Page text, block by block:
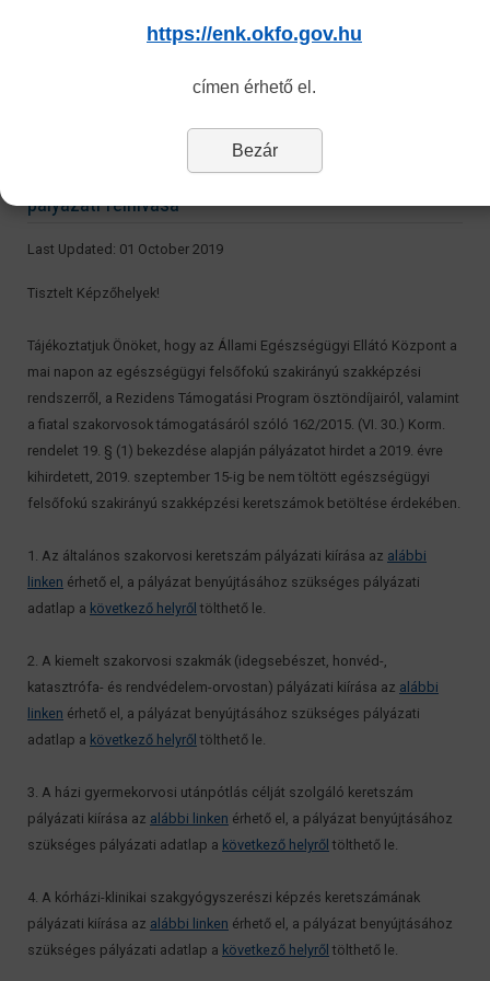
Főosztályán, 1085 Budapest, Horánszky u. 24., II. emelet 202-es iroda.
Állami Egészségügyi Ellátó Központ
Rezidens szakképzési keretszámok 2019 őszi
pályázati felhívása
Last Updated: 01 October 2019
Tisztelt Képzőhelyek!
Tájékoztatjuk Önöket, hogy az Állami Egészségügyi Ellátó Központ a
mai napon az egészségügyi felsőfokú szakirányú szakképzési
rendszerről, a Rezidens Támogatási Program ösztöndíjairól, valamint
a fiatal szakorvosok támogatásáról szóló 162/2015. (VI. 30.) Korm.
rendelet 19. § (1) bekezdése alapján pályázatot hirdet a 2019. évre
kihirdetett, 2019. szeptember 15-ig be nem töltött egészségügyi
felsőfokú szakirányú szakképzési keretszámok betöltése érdekében.
1. Az általános szakorvosi keretszám pályázati kiírása az alábbi
linken érhető el, a pályázat benyújtásához szükséges pályázati
adatlap a következő helyről tölthető le.
2. A kiemelt szakorvosi szakmák (idegsebészet, honvéd-,
katasztrófa- és rendvédelem-orvostan) pályázati kiírása az alábbi
linken érhető el, a pályázat benyújtásához szükséges pályázati
adatlap a következő helyről tölthető le.
3. A házi gyermekorvosi utánpótlás célját szolgáló keretszám
pályázati kiírása az alábbi linken érhető el, a pályázat benyújtásához
szükséges pályázati adatlap a következő helyről tölthető le.
4. A kórházi-klinikai szakgyógyszerészi képzés keretszámának
pályázati kiírása az alábbi linken érhető el, a pályázat benyújtásához
szükséges pályázati adatlap a következő helyről tölthető le.
https://enk.okfo.gov.hu
címen érhető el.
Bezár